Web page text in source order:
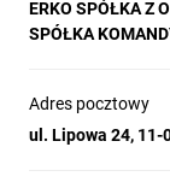
ERKO SPÓŁKA Z
SPÓŁKA
Adres pocztowy
ul. Lipowa 24, 11-